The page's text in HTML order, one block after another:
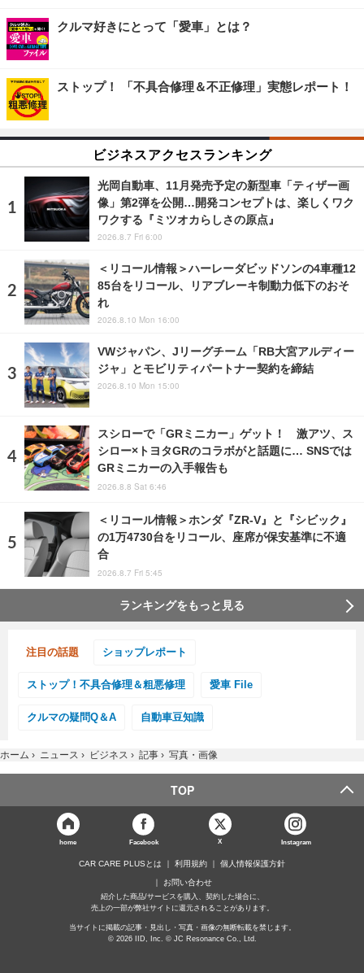
クルマ好きにとって「愛車」とは？
ストップ！ 「不具合修理＆不正修理」実態レポート！
ビジネスアクセスランキング
光岡自動車、11月発売予定の新型車「ティザー画
像」第2弾を公開…開発コンセプトは、楽しくワク
ワクする『ミツオカらしさの原点』
2026.8.7 Fri 6:00
＜リコール情報＞ハーレーダビッドソンの4車種12
85台をリコール、リアブレーキ制動力低下のおそ
れ
2026.8.10 Mon 16:00
VWジャパン、Jリーグチーム「RB大宮アルディー
ジャ」とモビリティパートナー契約を締結
2026.8.10 Mon 15:00
スシローで「GRミニカー」ゲット！ 激アツ、ス
シロー×トヨタGRのコラボがと話題に… SNSでは
GRミニカーの入手報告も
2026.8.8 Sat 6:46
＜リコール情報＞ホンダ『ZR-V』と『シビック』
の1万4730台をリコール、座席が保安基準に不適
合
2026.8.7 Fri 5:45
ランキングをもっと見る
注目の話題 ショップレポート
ストップ！不具合修理＆粗悪修理 愛車 File
クルマの疑問Q＆A 自動車豆知識
ホーム › ニュース › ビジネス › 記事 › 写真・画像
TOP
home Facebook X Instagram
CAR CARE PLUSとは 利用規約 個人情報保護方針
お問い合わせ
紹介した商品/サービスを購入、契約した場合に、
売上の一部が弊社サイトに還元されることがあります。
当サイトに掲載の記事・見出し・写真・画像の無断転載を禁じます。
© 2026 IID, Inc. © JC Resonance Co., Ltd.